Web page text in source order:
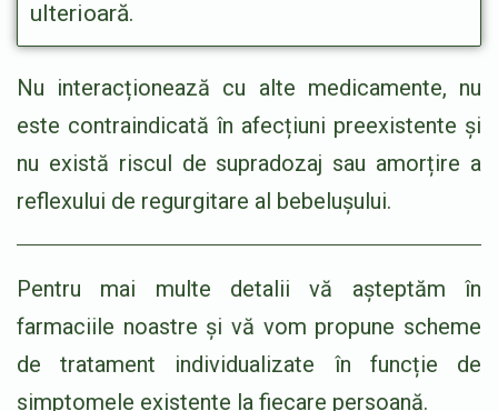
ulterioară.
Nu interacționează cu alte medicamente, nu
este contraindicată în afecțiuni preexistente și
nu există riscul de supradozaj sau amorțire a
reflexului de regurgitare al bebelușului.
Pentru mai multe detalii vă așteptăm în
farmaciile noastre și vă vom propune scheme
de tratament individualizate în funcție de
simptomele existente la fiecare persoană.